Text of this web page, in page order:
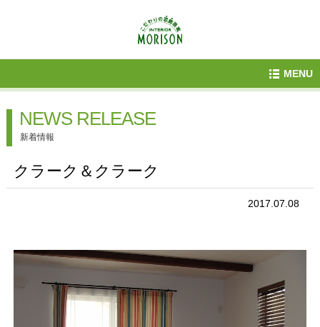
MENU
NEWS RELEASE
新着情報
クラーク＆クラーク
2017.07.08